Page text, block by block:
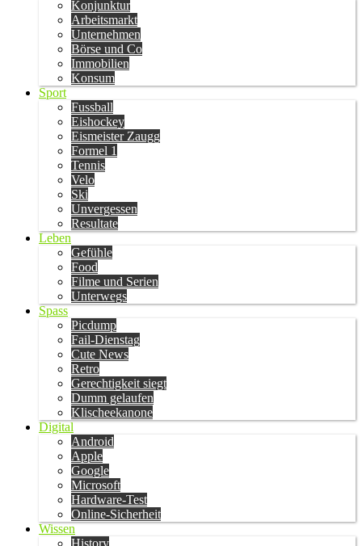
Konjunktur
Arbeitsmarkt
Unternehmen
Börse und Co
Immobilien
Konsum
Sport
Fussball
Eishockey
Eismeister Zaugg
Formel 1
Tennis
Velo
Ski
Unvergessen
Resultate
Leben
Gefühle
Food
Filme und Serien
Unterwegs
Spass
Picdump
Fail-Dienstag
Cute News
Retro
Gerechtigkeit siegt
Dumm gelaufen
Klischeekanone
Digital
Android
Apple
Google
Microsoft
Hardware-Test
Online-Sicherheit
Wissen
History